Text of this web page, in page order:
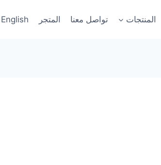
المنتجات تواصل معنا المتجر English